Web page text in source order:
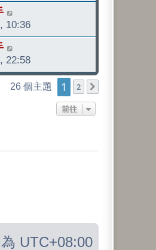
10:36
22:58
26 個主題 1 2
前往
UTC+08:00